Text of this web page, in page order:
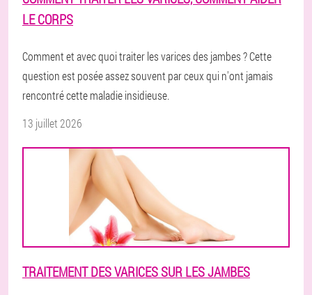
LE CORPS
Comment et avec quoi traiter les varices des jambes ? Cette
question est posée assez souvent par ceux qui n'ont jamais
rencontré cette maladie insidieuse.
13 juillet 2026
TRAITEMENT DES VARICES SUR LES JAMBES